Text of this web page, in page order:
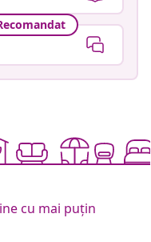
cu mai puțin